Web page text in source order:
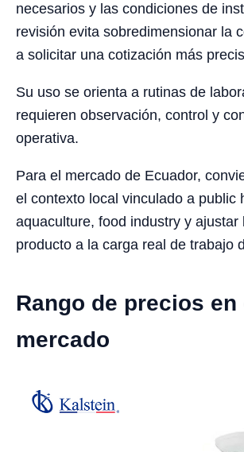
necesarios y las condiciones de
revisión evita sobredimensionar la
a solicitar una cotización más
Su uso se orienta a rutinas de
requieren observación, control y
operativa.
Para el mercado de Ecuador,
el contexto local vinculado a public
aquaculture, food industry y ajustar
producto a la carga real de trabajo
Rango de precios en
mercado